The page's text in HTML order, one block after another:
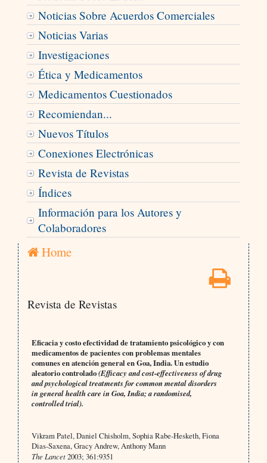
Noticias Sobre Acuerdos Comerciales
Noticias Varias
Investigaciones
Ética y Medicamentos
Medicamentos Cuestionados
Recomiendan...
Nuevos Títulos
Conexiones Electrónicas
Revista de Revistas
Índices
Información para los Autores y
Colaboradores
Home
Revista de Revistas
Eficacia y costo efectividad de tratamiento psicológico y con
medicamentos de pacientes con problemas mentales
comunes en atención general en Goa, India. Un estudio
aleatorio controlado(Efficacy and cost-effectiveness of drug
and psychological treatments for common mental disorders
in general health care in Goa, India; a randomised,
controlled trial).
Vikram Patel, Daniel Chisholm, Sophia Rabe-Hesketh, Fiona
Dias-Saxena, Gracy Andrew, Anthony Mann
The Lancet2003; 361:9351